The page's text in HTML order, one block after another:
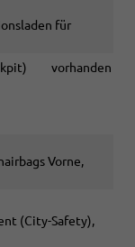
für
vorhanden
Vorne,
(City-Safety),